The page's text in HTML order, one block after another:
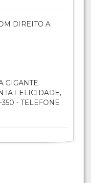
DIREITO A
GIGANTE
FELICIDADE,
- TELEFONE